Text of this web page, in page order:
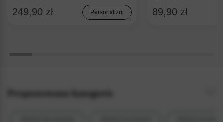
249,90 zł Personalizuj 89,90 zł
Proponowane kategorie